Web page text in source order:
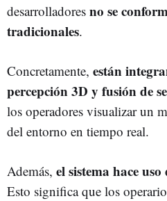
desarrolladores no se
tradicionales.
Concretamente, están
percepción 3D y fusión de
los operadores visualizar un
del entorno en tiempo real.
Además, el sistema hace
Esto significa que los